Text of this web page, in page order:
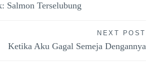
Salmon Terselubung
NEXT POST
Ketika Aku Gagal Semeja Dengannya